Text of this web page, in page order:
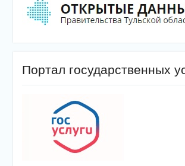
Портал государственных